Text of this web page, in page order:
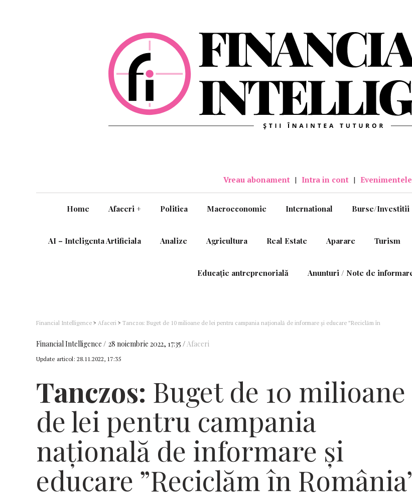
Vreau abonament | Intra in cont |
Home Afaceri + Politica Macroeconomie International Burse/Investitii
AI – Inteligenta Artificiala Analize Agricultura Real Estate Aparare Turism
Educație antreprenorială Anunturi / Note de
Financial Intelligence > Afaceri > Tanczos: Buget de 10 milioane de lei pentru campania naţională de informare şi educare ”Reciclăm în
Financial Intelligence 28 noiembrie 2022, 17:35 Afaceri
Update articol: 28.11.2022, 17:35
Tanczos: Buget de 10 milioane
de lei pentru campania
naţională de informare şi
educare ”Reciclăm în